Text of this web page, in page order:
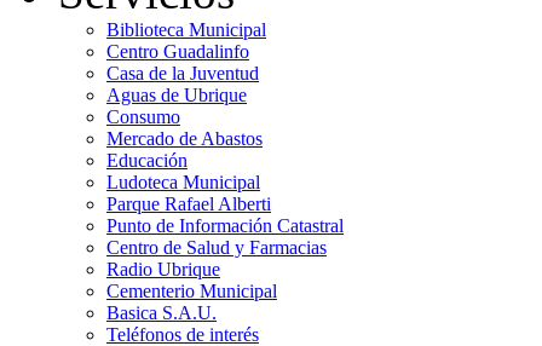
Biblioteca Municipal
Centro Guadalinfo
Casa de la Juventud
Aguas de Ubrique
Consumo
Mercado de Abastos
Educación
Ludoteca Municipal
Parque Rafael Alberti
Punto de Información Catastral
Centro de Salud y Farmacias
Radio Ubrique
Cementerio Municipal
Basica S.A.U.
Teléfonos de interés